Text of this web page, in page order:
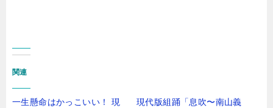
関連
一生懸命はかっこいい！ 現
現代版組踊「息吹〜南山義